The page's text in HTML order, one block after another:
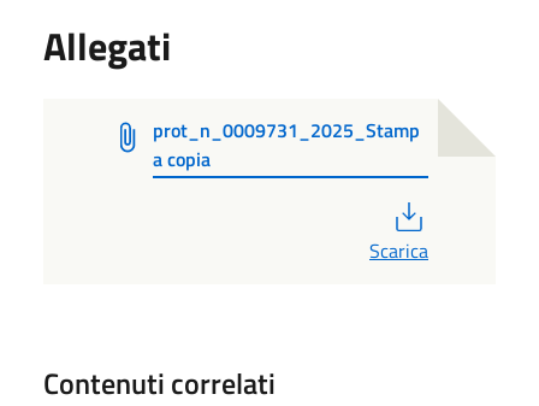
Allegati
prot_n_0009731_2025_Stamp
a copia
Scarica
Contenuti correlati